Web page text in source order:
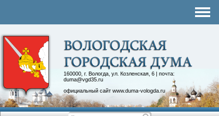
160000, г. Вологда, ул. Козленская, 6 | почта:
duma@vgd35.ru
официальный сайт www.duma-vologda.ru
Контакты
Депутатские объединения